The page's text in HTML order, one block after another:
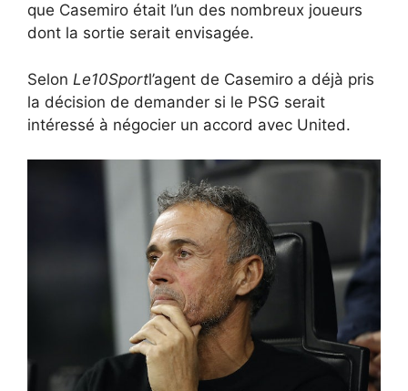
que Casemiro était l’un des nombreux joueurs
dont la sortie serait envisagée.
Selon Le10Sportl’agent de Casemiro a déjà pris
la décision de demander si le PSG serait
intéressé à négocier un accord avec United.